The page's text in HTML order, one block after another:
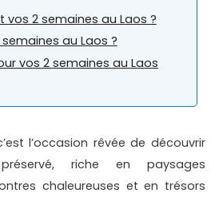
2 semaines au Laos ?
au Laos ?
vos 2 semaines au Laos
l’occasion rêvée de découvrir
riche en paysages
chaleureuses et en trésors